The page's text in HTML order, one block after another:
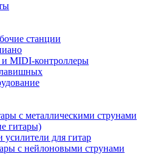
станции
MIDI-контроллеры
с металлическими струнами
гитары)
для гитар
с нейлоновыми струнами